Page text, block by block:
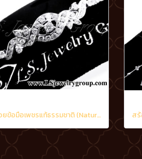
สร้อยข้อมือเพชรแท้ธรรมชาติ (Natural Diamonds) 2.05 Ct.